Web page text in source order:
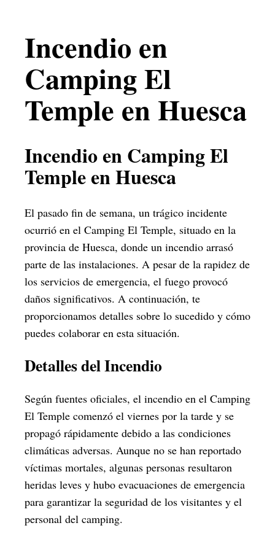
Incendio en
Camping El
Temple en Huesca
Incendio en Camping El
Temple en Huesca
El pasado fin de semana, un trágico incidente
ocurrió en el Camping El Temple, situado en la
provincia de Huesca, donde un incendio arrasó
parte de las instalaciones. A pesar de la rapidez de
los servicios de emergencia, el fuego provocó
daños significativos. A continuación, te
proporcionamos detalles sobre lo sucedido y cómo
puedes colaborar en esta situación.
Detalles del Incendio
Según fuentes oficiales, el incendio en el Camping
El Temple comenzó el viernes por la tarde y se
propagó rápidamente debido a las condiciones
climáticas adversas. Aunque no se han reportado
víctimas mortales, algunas personas resultaron
heridas leves y hubo evacuaciones de emergencia
para garantizar la seguridad de los visitantes y el
personal del camping.